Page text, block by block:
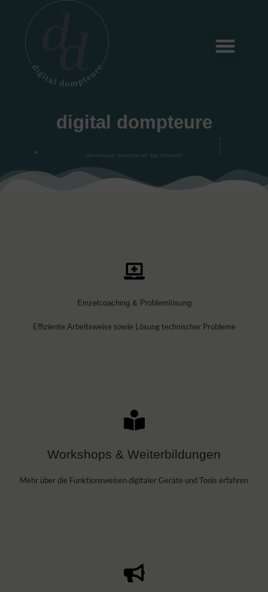
digital dompteure
Gemeinsam meistern wir das Internet!
Einzelcoaching & Problemlösung
Effiziente Arbeitsweise sowie Lösung technischer Probleme
Workshops & Weiterbildungen
Mehr über die Funktionsweisen digitaler Geräte und Tools erfahren